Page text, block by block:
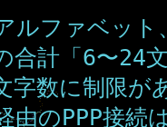
ファベット
合計「6〜24
字数に制限が
由のPPP接続